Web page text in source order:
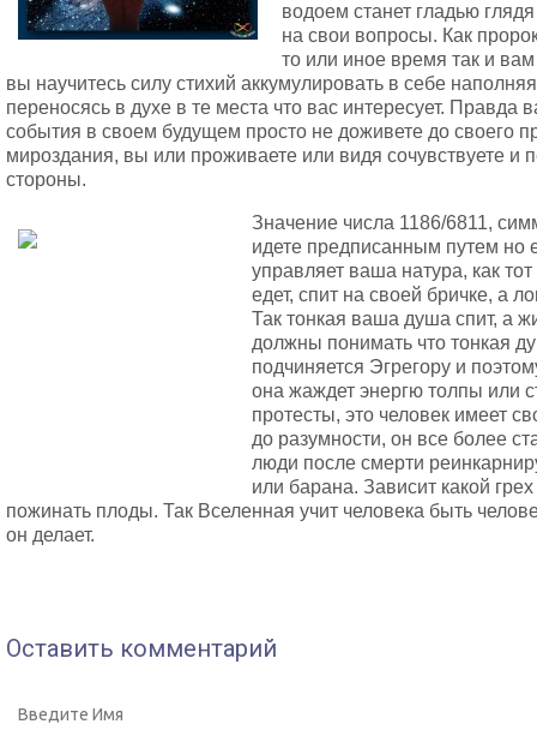
водоем станет гладью
на свои вопросы. Как
то или иное время так и
вы научитесь силу стихий аккумулировать в себе
переносясь в духе в те места что вас интересует. Правда
события в своем будущем просто не доживете до своего
мироздания, вы или проживаете или видя сочувствуете и
стороны.
Значение числа 1186/6811,
идете предписанным путем но
управляет ваша натура, как
едет, спит на своей бричке, а
Так тонкая ваша душа спит, а
должны понимать что тонкая
подчиняется Эгрегору и
она жаждет энергю толпы или
протесты, это человек имеет
до разумности, он все более
люди после смерти
или барана. Зависит какой
пожинать плоды. Так Вселенная учит человека быть
он делает.
Оставить комментарий